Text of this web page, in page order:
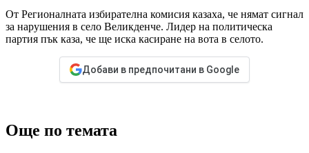
От Регионалната избирателна комисия казаха, че нямат сигнал
за нарушения в село Великденче. Лидер на политическа
партия пък каза, че ще иска касиране на вота в селото.
Добави в предпочитани в Google
Още по темата